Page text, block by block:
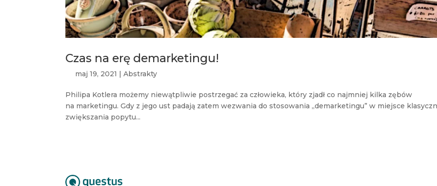
Czas na erę demarketingu!
maj 19, 2021 |Abstrakty
Philipa Kotlera możemy niewątpliwie postrzegać za człowieka, który zjadł co najmniej kilka zębów
na marketingu. Gdy z jego ust padają zatem wezwania do stosowania „demarketingu” w miejsce
zwiększania popytu...